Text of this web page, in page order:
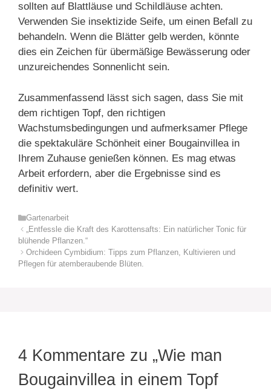
sollten auf Blattläuse und Schildläuse achten.
Verwenden Sie insektizide Seife, um einen Befall zu
behandeln. Wenn die Blätter gelb werden, könnte
dies ein Zeichen für übermäßige Bewässerung oder
unzureichendes Sonnenlicht sein.
Zusammenfassend lässt sich sagen, dass Sie mit
dem richtigen Topf, den richtigen
Wachstumsbedingungen und aufmerksamer Pflege
die spektakuläre Schönheit einer Bougainvillea in
Ihrem Zuhause genießen können. Es mag etwas
Arbeit erfordern, aber die Ergebnisse sind es
definitiv wert.
Kategorien
Gartenarbeit
„Entfessle die Kraft des Karottensafts: Ein natürlicher Tonic für
blühende Pflanzen.“
Orchideen Cymbidium: Tipps zum Pflanzen, Kultivieren und
Pflegen für atemberaubende Blüten.
4 Kommentare zu „Wie man
Bougainvillea in einem Topf